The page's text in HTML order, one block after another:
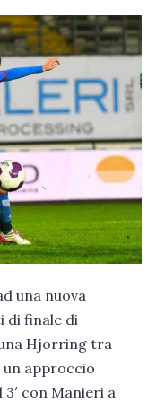
una nuova
di finale di
Hjorring tra
approccio
con Manieri a